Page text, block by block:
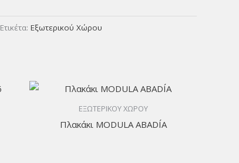
Ετικέτα: Εξωτερικού Χώρου
ΕΞΩΤΕΡΙΚΟΥ ΧΩΡΟΥ
Πλακάκι MODULA ABADÍA